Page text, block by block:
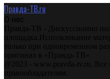
Правда-ТВ.ru
О нас
Правда-ТВ - Дискуссионно
площадка.Использование
только при одновременном
оригинал в «Правда-ТВ»
@2023 - www.pravda-tv.ru. Все
правообладателям.